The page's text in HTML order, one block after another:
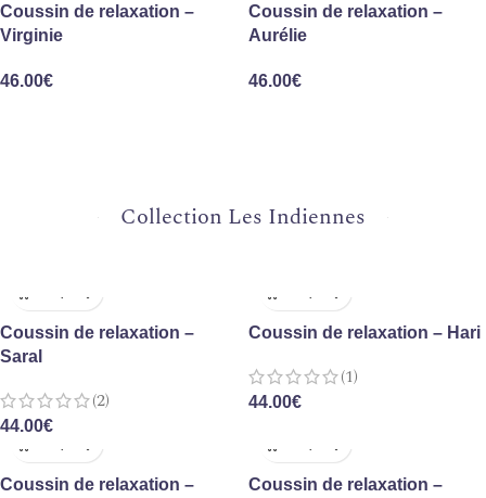
Coussin de relaxation –
Virginie
46.00€
Coussin de relaxation –
Aurélie
46.00€
Collection Les Indiennes
Coussin de relaxation –
Saral
(2)
44.00€
Coussin de relaxation – Hari
(1)
44.00€
Coussin de relaxation –
Coussin de relaxation –